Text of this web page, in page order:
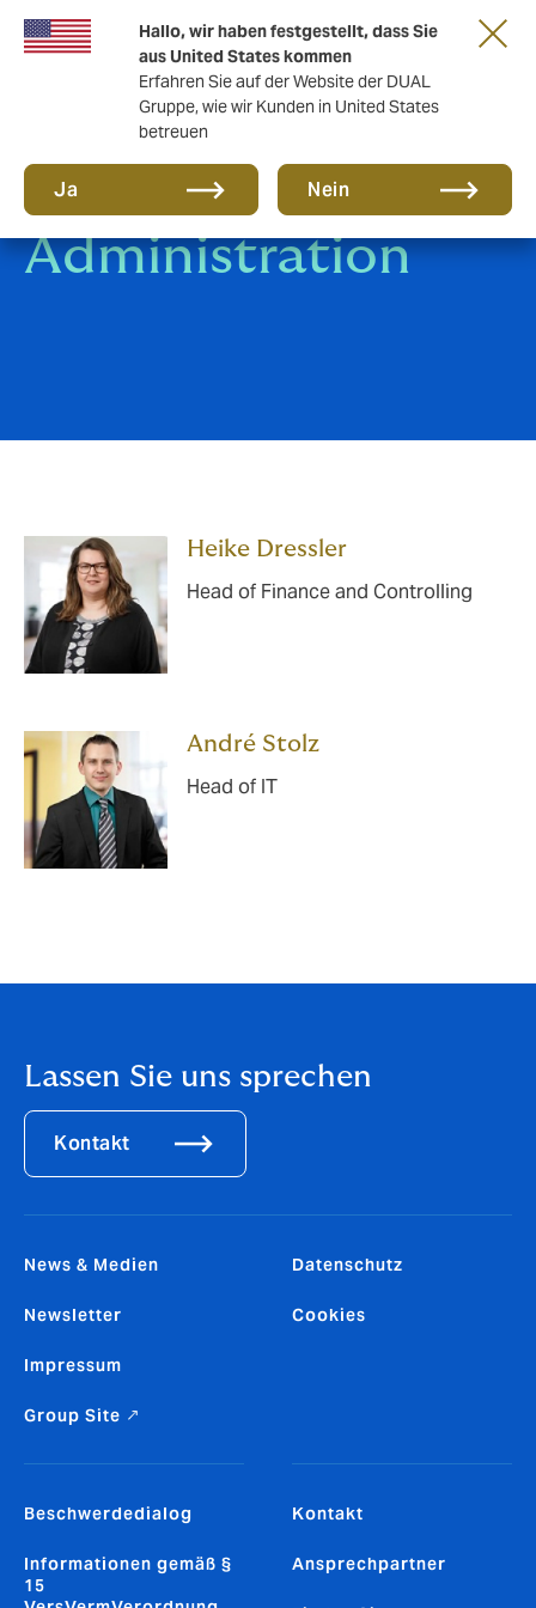
Hallo, wir haben festgestellt, dass Sie
aus United States kommen
Erfahren Sie auf der Website der DUAL
Gruppe, wie wir Kunden in United States
betreuen
Ja Nein
Gemeinsam in die nächste Runde. Renew
with us
Administration
Heike Dressler
Head of Finance and Controlling
André Stolz
Head of IT
Lassen Sie uns sprechen
Kontakt
News & Medien
Newsletter
Impressum
Group Site ↗
Datenschutz
Cookies
Beschwerdedialog
Informationen gemäß §
15
Kontakt
Ansprechpartner